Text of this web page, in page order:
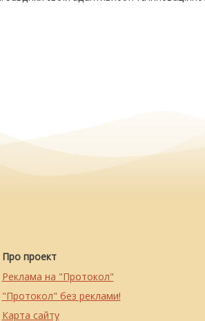
Про проект
Реклама на "Протокол"
"Протокол" без реклами!
Карта сайту